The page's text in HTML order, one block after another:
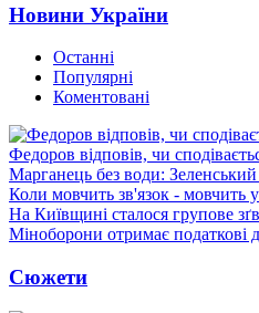
Новини України
Останні
Популярні
Коментовані
Федоров відповів, чи
Марганець без води: Зеленський
Коли мовчить зв'язок - мовчить
На Київщині сталося групове
Міноборони отримає податкові
Сюжети